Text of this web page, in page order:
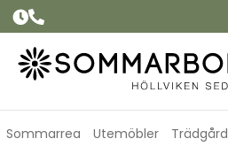
Sommarrea Utemöbler Trädgård